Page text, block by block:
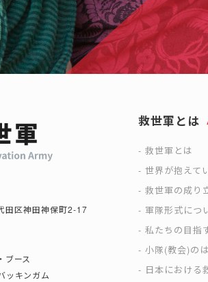
田区神田神保町2-17
ース
キンガム
救世軍とは
救世軍とは
世界が抱えて
救世軍の成り
軍隊形式につ
私たちの目指
小隊(教会)の
日本における